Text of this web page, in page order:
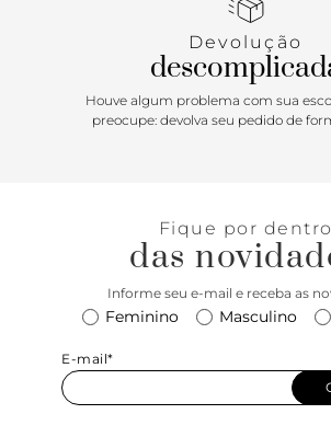
famosa Vans Sidestripe tornou-se a
cabedal de camurça e lona durável em
cores clássicas, o Kids Old Skool presta
nossa tradição, garantindo que este tênis
cadarço continue sendo um ícone. Ele
reforçadas • Colarinhos de suporte
borracha waffle exclusiva
Devolução
Houve algum problema com sua
preocupe: devolva seu pedido de
Fique por dentro
das
Informe seu e-mail e receba as
Feminino Masculino
E-mail*